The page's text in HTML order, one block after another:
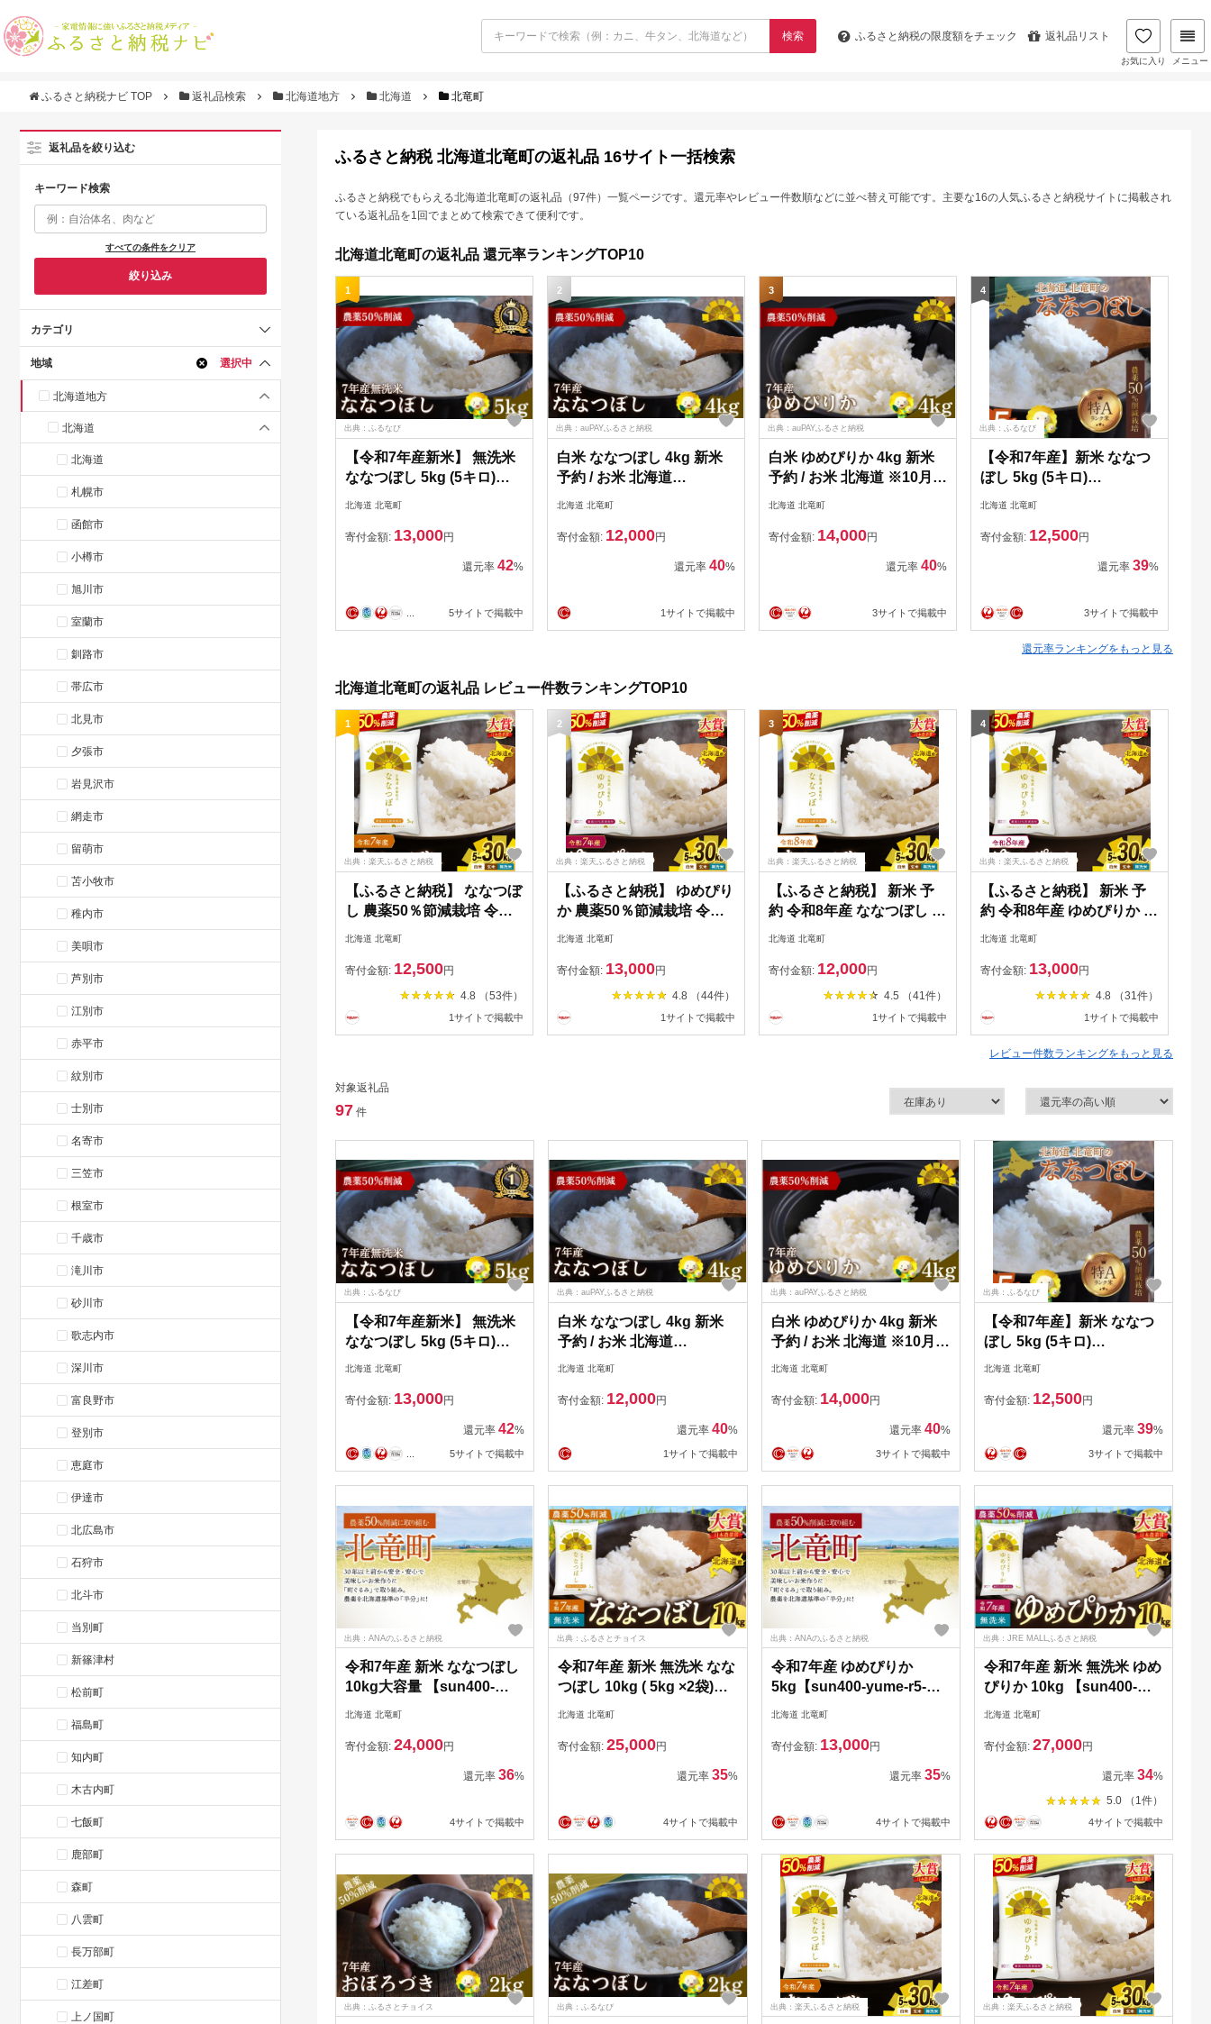
検索 ふるさと納税の限度額をチェック 返礼品リスト
お気に入り メニュー
ふるさと納税ナビ TOP 返礼品検索 北海道地方 北海道 北竜町
返礼品を絞り込む
キーワード検索
すべての条件をクリア
絞り込み
カテゴリ
地域 選択中
北海道地方
北海道
北海道
札幌市
函館市
小樽市
旭川市
室蘭市
釧路市
帯広市
北見市
夕張市
岩見沢市
網走市
留萌市
苫小牧市
稚内市
美唄市
芦別市
江別市
赤平市
紋別市
士別市
名寄市
三笠市
根室市
千歳市
滝川市
砂川市
歌志内市
深川市
富良野市
登別市
恵庭市
伊達市
北広島市
石狩市
北斗市
当別町
新篠津村
松前町
福島町
知内町
木古内町
七飯町
鹿部町
森町
八雲町
長万部町
江差町
上ノ国町
ふるさと納税 北海道北竜町の返礼品 16サイト一括検索
ふるさと納税でもらえる北海道北竜町の返礼品（97件）一覧ページです。還元率やレビュー件数順などに並べ替え可能です。主要な16の人気ふるさと納税サイトに掲載され
ている返礼品を1回でまとめて検索できて便利です。
北海道北竜町の返礼品 還元率ランキングTOP10
1
出典：ふるなび
【令和7年産新米】 無洗米
ななつぼし 5kg (5キロ)
【sun400-nana-m5-R7A】
北海道 北竜町
寄付金額: 13,000円
還元率 42%
5サイトで掲載中
2
出典：auPAYふるさと納税
白米 ななつぼし 4kg 新米
予約 / お米 北海道
【sun400-nana-r4-R7】
北海道 北竜町
寄付金額: 12,000円
還元率 40%
1サイトで掲載中
3
出典：auPAYふるさと納税
白米 ゆめぴりか 4kg 新米
予約 / お米 北海道 ※10月よ
り順次発送 【sun400-
北海道 北竜町
寄付金額: 14,000円
還元率 40%
3サイトで掲載中
4
出典：ふるなび
【令和7年産】新米 ななつ
ぼし 5kg (5キロ)
【sun400-nana-r5-R7B】
北海道 北竜町
寄付金額: 12,500円
還元率 39%
3サイトで掲載中
還元率ランキングをもっと見る
北海道北竜町の返礼品 レビュー件数ランキングTOP10
1
出典：楽天ふるさと納税
【ふるさと納税】 ななつぼ
し 農薬50％節減栽培 令和7
年産 5kg 10kg 30kg / お米
はん こめ 北海道米 ※1か月
以内に発送予定 //rice
北海道 北竜町
寄付金額: 12,500円
4.8 （53件）
1サイトで掲載中
2
出典：楽天ふるさと納税
【ふるさと納税】 ゆめぴり
か 農薬50％節減栽培 令和7
年産 5kg 10kg 30kg / お米
はん こめ 北海道米 ※1か月
以内に発送予定 //rice
北海道 北竜町
寄付金額: 13,000円
4.8 （44件）
1サイトで掲載中
3
出典：楽天ふるさと納税
【ふるさと納税】 新米 予
約 令和8年産 ななつぼし 農
薬50％節減栽培 5kg 10kg /
海道米 ※2026年10月中旬
より順次発送予定 //rice
北海道 北竜町
寄付金額: 12,000円
4.5 （41件）
1サイトで掲載中
4
出典：楽天ふるさと納税
【ふるさと納税】 新米 予
約 令和8年産 ゆめぴりか 農
薬50％節減栽培 5kg 10kg /
海道米 ※2026年10月中旬
より順次発送予定 //rice
北海道 北竜町
寄付金額: 13,000円
4.8 （31件）
1サイトで掲載中
レビュー件数ランキングをもっと見る
対象返礼品
97 件
出典：ふるなび
【令和7年産新米】 無洗米
ななつぼし 5kg (5キロ)
【sun400-nana-m5-R7A】
北海道 北竜町
寄付金額: 13,000円
還元率42%
5サイトで掲載中
出典：auPAYふるさと納税
白米 ななつぼし 4kg 新米
予約 / お米 北海道
【sun400-nana-r4-R7】
北海道 北竜町
寄付金額: 12,000円
還元率 40%
1サイトで掲載中
出典：auPAYふるさと納税
白米 ゆめぴりか 4kg 新米
予約 / お米 北海道 ※10月よ
り順次発送 【sun400-
北海道 北竜町
寄付金額: 14,000円
還元率 40%
3サイトで掲載中
出典：ふるなび
【令和7年産】新米 ななつ
ぼし 5kg (5キロ)
【sun400-nana-r5-R7B】
北海道 北竜町
寄付金額: 12,500円
還元率 39%
3サイトで掲載中
出典：ANAのふるさと納税
令和7年産 新米 ななつぼし
10kg大容量 【sun400-
nana-r10-R7B】
北海道 北竜町
寄付金額: 24,000円
還元率36%
4サイトで掲載中
出典：ふるさとチョイス
令和7年産 新米 無洗米 なな
つぼし 10kg ( 5kg ×2袋)
【sun400-nana-m10-
北海道 北竜町
寄付金額:25,000円
還元率 35%
4サイトで掲載中
出典：ANAのふるさと納税
令和7年産 ゆめぴりか
5kg【sun400-yume-r5-
R7B】
北海道 北竜町
寄付金額: 13,000円
還元率 35%
4サイトで掲載中
出典：JRE MALLふるさと納税
令和7年産 新米 無洗米 ゆめ
ぴりか 10kg 【sun400-
yume-m10-R7B】
北海道 北竜町
寄付金額: 27,000円
還元率 34%
5.0 （1件）
4サイトで掲載中
出典：ふるさとチョイス 出典：ふるなび 出典：楽天ふるさと納税 出典：楽天ふるさと納税